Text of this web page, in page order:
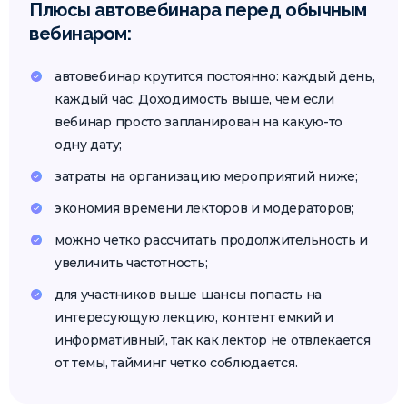
Плюсы автовебинара перед обычным
вебинаром:
автовебинар крутится постоянно: каждый день,
каждый час. Доходимость выше, чем если
вебинар просто запланирован на какую-то
одну дату;
затраты на организацию мероприятий ниже;
экономия времени лекторов и модераторов;
можно четко рассчитать продолжительность и
увеличить частотность;
для участников выше шансы попасть на
интересующую лекцию, контент емкий и
информативный, так как лектор не отвлекается
от темы, тайминг четко соблюдается.